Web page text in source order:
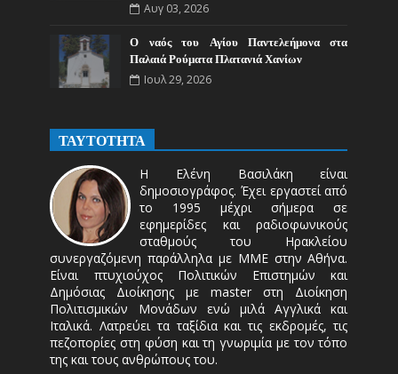
Αυγ 03, 2026
Ο ναός του Αγίου Παντελεήμονα στα
Παλαιά Ρούματα Πλατανιά Χανίων
Ιουλ 29, 2026
ΤΑΥΤΟΤΗΤΑ
Η Ελένη Βασιλάκη είναι
δημοσιογράφος. Έχει εργαστεί από
το 1995 μέχρι σήμερα σε
εφημερίδες και ραδιοφωνικούς
σταθμούς του Ηρακλείου
συνεργαζόμενη παράλληλα με ΜΜΕ στην Αθήνα.
Είναι πτυχιούχος Πολιτικών Επιστημών και
Δημόσιας Διοίκησης με master στη Διοίκηση
Πολιτισμικών Μονάδων ενώ μιλά Αγγλικά και
Ιταλικά. Λατρεύει τα ταξίδια και τις εκδρομές, τις
πεζοπορίες στη φύση και τη γνωριμία με τον τόπο
της και τους ανθρώπους του.